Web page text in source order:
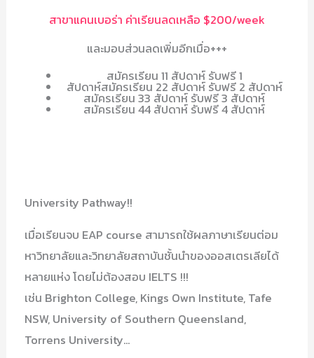
สาขาแคนเบอร่า ค่าเรียนลดเหลือ $200/week
และมอบส่วนลดเพิ่มอีกเมื่อ+++
สมัครเรียน 11 สัปดาห์ รับฟรี 1
สัปดาห์สมัครเรียน 22 สัปดาห์ รับฟรี 2 สัปดาห์
สมัครเรียน 33 สัปดาห์ รับฟรี 3 สัปดาห์
สมัครเรียน 44 สัปดาห์ รับฟรี 4 สัปดาห์
University Pathway!!
เมื่อเรียนจบ EAP course สามารถใช้ผลภาษาเรียนต่อม
หาวิทยาลัยและวิทยาลัยสถาบันชั้นนำของออสเตรเลียได้
หลายแห่ง โดยไม่ต้องสอบ IELTS !!!
เช่น Brighton College, Kings Own Institute, Tafe
NSW, University of Southern Queensland,
Torrens University…